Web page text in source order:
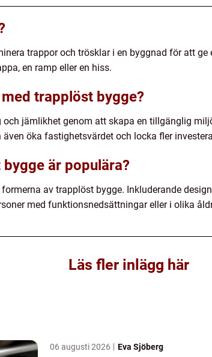
trappor och trösklar i en byggnad för att
en ramp eller en hiss.
trapplöst bygge?
jämlikhet genom att skapa en tillgänglig
öka fastighetsvärdet och locka fler
är populära?
av trapplöst bygge. Inkluderande
med funktionsnedsättningar eller i olika
Läs fler inlägg här
06 augusti 2026 Eva Sjöberg